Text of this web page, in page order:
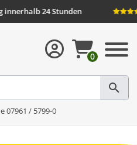
Lieferung innerhalb 24 Stunden
07961 / 5799-0
0